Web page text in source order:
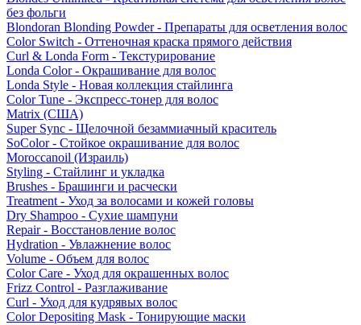
без фольги
Blondoran Blonding Powder - Препараты для осветления волос
Color Switch - Оттеночная краска прямого действия
Curl & Londa Form - Текстурирование
Londa Color - Окрашивание для волос
Londa Style - Новая коллекция стайлинга
Color Tune - Экспресс-тонер для волос
Matrix (США)
Super Sync - Щелочной безаммиачный краситель
SoColor - Стойкое окрашивание для волос
Moroccanoil (Израиль)
Styling - Стайлинг и укладка
Brushes - Брашинги и расчески
Treatment - Уход за волосами и кожей головы
Dry Shampoo - Сухие шампуни
Repair - Восстановление волос
Hydration - Увлажнение волос
Volume - Объем для волос
Color Care - Уход для окрашенных волос
Frizz Control - Разглаживание
Curl - Уход для кудрявых волос
Color Depositing Mask - Тонирующие маски